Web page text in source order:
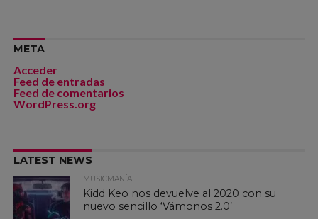
META
Acceder
Feed de entradas
Feed de comentarios
WordPress.org
LATEST NEWS
MUSICMANÍA
Kidd Keo nos devuelve al 2020 con su
nuevo sencillo ‘Vámonos 2.0’